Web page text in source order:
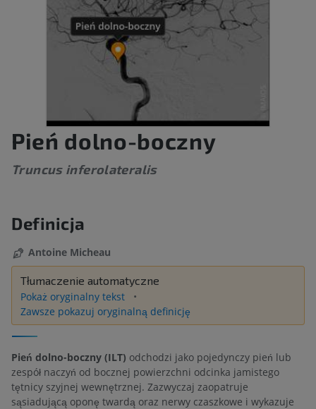
Pień dolno-boczny
Truncus inferolateralis
Definicja
Antoine Micheau
Tłumaczenie automatyczne
Pokaż oryginalny tekst
Zawsze pokazuj oryginalną definicję
Pień dolno-boczny (ILT) odchodzi jako pojedynczy pień lub
zespół naczyń od bocznej powierzchni odcinka jamistego
tętnicy szyjnej wewnętrznej. Zazwyczaj zaopatruje
sąsiadującą oponę twardą oraz nerwy czaszkowe i wykazuje